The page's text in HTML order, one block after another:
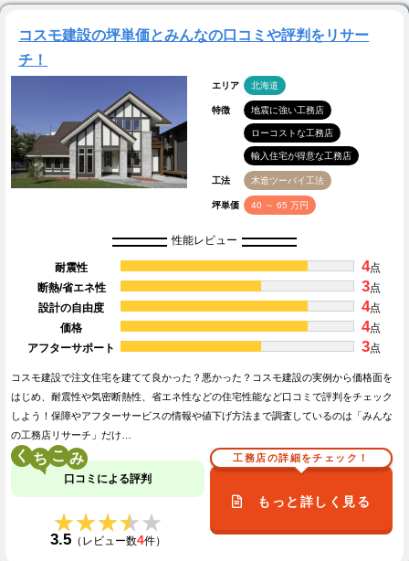
コスモ建設の坪単価とみんなの口コミや評判をリサー
チ！
エリア 北海道
特徴 地震に強い工務店
ローコストな工務店
輸入住宅が得意な工務店
工法 木造ツーバイ工法
坪単価 40 ～ 65 万円
性能レビュー
耐震性 4点
断熱/省エネ性
3点
設計の自由度
4点
価格
4点
アフターサポート
3点
コスモ建設で注文住宅を建てて良かった？悪かった？コスモ建設の実例から価格面を
はじめ、耐震性や気密断熱性、省エネ性などの住宅性能など口コミで評判をチェック
しよう！保障やアフターサービスの情報や値下げ方法まで調査しているのは「みんな
の工務店リサーチ」だけ…
く こ
口コミによる評判
★★★★★
★★★★★
3.5（レビュー数4件）
工務店の詳細をチェック！
もっと詳しく見る